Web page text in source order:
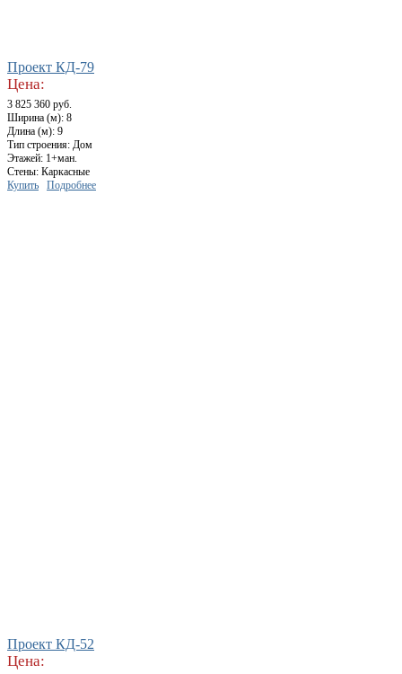
Проект КД-79
Цена:
3 825 360 руб.
Ширина (м): 8
Длина (м): 9
Тип строения: Дом
Этажей: 1+ман.
Стены: Каркасные
Купить
Подробнее
Проект КД-52
Цена: